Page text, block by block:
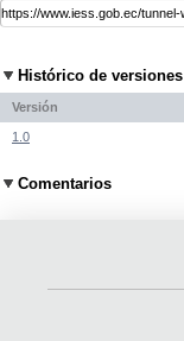
Histórico de versiones
Versión
1.0
Comentarios